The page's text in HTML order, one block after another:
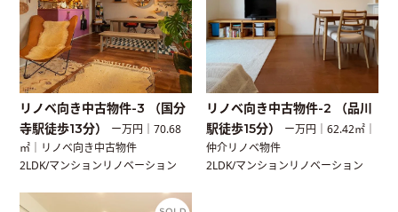
リノベ向き中古物件-3 （国分
寺駅徒歩13分） ー万円｜70.68
㎡｜リノベ向き中古物件
2LDK/マンションリノベーション
リノベ向き中古物件-2 （品川
駅徒歩15分） ー万円｜62.42㎡｜
仲介リノベ物件
2LDK/マンションリノベーション